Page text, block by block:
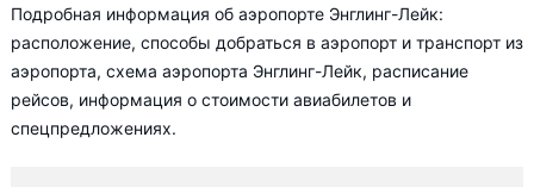
Подробная информация об аэропорте Энглинг-Лейк:
расположение, способы добраться в аэропорт и транспорт из
аэропорта, схема аэропорта Энглинг-Лейк, расписание
рейсов, информация о стоимости авиабилетов и
спецпредложениях.